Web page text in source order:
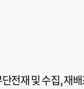
전재 및 수집, 재